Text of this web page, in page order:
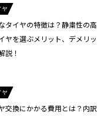
ヤ
ヤを選ぶメリット、デメリッ
説！
ヤ